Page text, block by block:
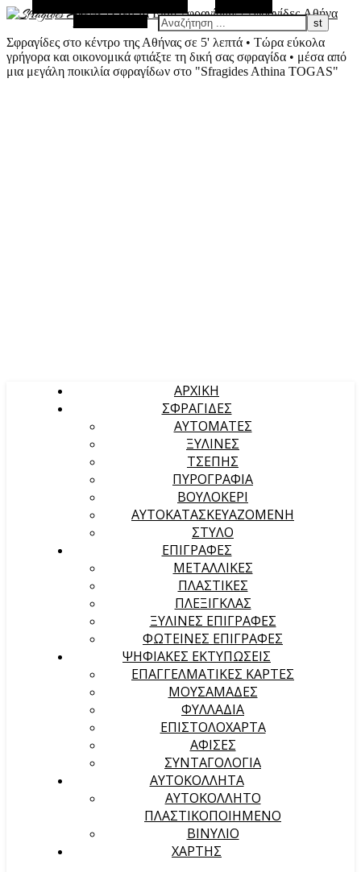
Σφραγίδες στο κέντρο της Αθήνας σε 5' λεπτά • Τώρα εύκολα
γρήγορα και οικονομικά φτιάξτε τη δική σας σφραγίδα • μέσα από
μια μεγάλη ποικιλία σφραγίδων στο "Sfragides Athina TOGAS"
Τυχαίο Άρθρο
Αναζήτηση
ΑΡΧΙΚΉ
ΣΦΡΑΓΙΔΕΣ
ΑΥΤΟΜΑΤΕΣ
ΞΥΛΙΝΕΣ
ΤΣΕΠΗΣ
ΠΥΡΟΓΡΑΦΙΑ
ΒΟΥΛΟΚΕΡΙ
ΑΥΤΟΚΑΤΑΣΚΕΥΑΖΟΜΕΝΗ
ΣΤΥΛΟ
ΕΠΙΓΡΑΦΕΣ
ΜΕΤΑΛΛΙΚΕΣ
ΠΛΑΣΤΙΚΕΣ
ΠΛΕΞΙΓΚΛΑΣ
ΞΥΛΙΝΕΣ ΕΠΙΓΡΑΦΕΣ
ΦΩΤΕΙΝΕΣ ΕΠΙΓΡΑΦΕΣ
ΨΗΦΙΑΚΕΣ ΕΚΤΥΠΩΣΕΙΣ
ΕΠΑΓΓΕΛΜΑΤΙΚΕΣ ΚΑΡΤΕΣ
ΜΟΥΣΑΜΑΔΕΣ
ΦΥΛΛΑΔΙΑ
ΕΠΙΣΤΟΛΟΧΑΡΤΑ
ΑΦΙΣΕΣ
ΣΥΝΤΑΓΟΛΟΓΙΑ
ΑΥΤΟΚΟΛΛΗΤΑ
ΑΥΤΟΚΟΛΛΗΤΟ
ΠΛΑΣΤΙΚΟΠΟΙΗΜΕΝΟ
ΒΙΝΥΛΙΟ
ΧΑΡΤΗΣ